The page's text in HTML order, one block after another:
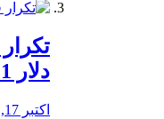
دلار 11 400
اکتبر 17, 2019